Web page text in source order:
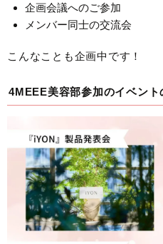
企画会議へのご参加
メンバー同士の交流会
こんなことも企画中です！
4MEEE美容部参加のイベント